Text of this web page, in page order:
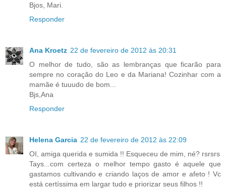
Bjos, Mari.
Responder
Ana Kroetz 22 de fevereiro de 2012 às 20:31
O melhor de tudo, são as lembranças que ficarão para
sempre no coração do Leo e da Mariana! Cozinhar com a
mamãe é tuuudo de bom...
Bjs,Ana
Responder
Helena Garcia 22 de fevereiro de 2012 às 22:09
OI, amiga querida e sumida !! Esqueceu de mim, né? rsrsrs
Tays...com certeza o melhor tempo gasto é aquele que
gastamos cultivando e criando laços de amor e afeto ! Vc
está certíssima em largar tudo e priorizar seus filhos !!